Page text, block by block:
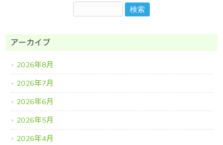
アーカイブ
2026年8月
2026年7月
2026年6月
2026年5月
2026年4月